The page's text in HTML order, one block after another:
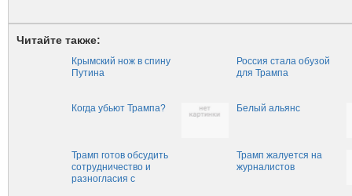
Читайте также:
Крымский нож в спину
Путина
Россия стала обузой
для Трампа
Когда убьют Трампа? Белый альянс
Трамп готов обсудить
сотрудничество и
разногласия с
Трамп жалуется на
журналистов